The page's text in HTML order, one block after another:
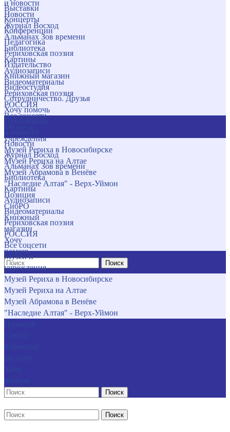
и новости
Новости
Журнал Восход
Альманах Зов времени
Библиотека
Картины
Аудиозаписи
Видеоматериалы
Рериховская поэзия
РОССИЯ
Все соцсети
учреждения
Музей Рериха в Новосибирске
Музей Рериха на Алтае
Музей Абрамова в Венёве
"Наследие Алтая" - Верх-Уймон
Позиция
СибРО
Книжный
магазин
Хочу
помочь
Поиск
Выставки
Концерты
Конференции
Педагогика
Рериховская поэзия
Издательство
Книжный магазин
Видеостудия
Сотрудничество. Друзья
Хочу помочь
Новости
Журнал Восход
Альманах Зов времени
Библиотека
Картины
Аудиозаписи
Видеоматериалы
Рериховская поэзия
РОССИЯ
Все соцсети
Музеи и
учреждения
Музей Рериха в Новосибирске
Музей Рериха на Алтае
Музей Абрамова в Венёве
"Наследие Алтая" - Верх-Уймон
Поиск
Поиск